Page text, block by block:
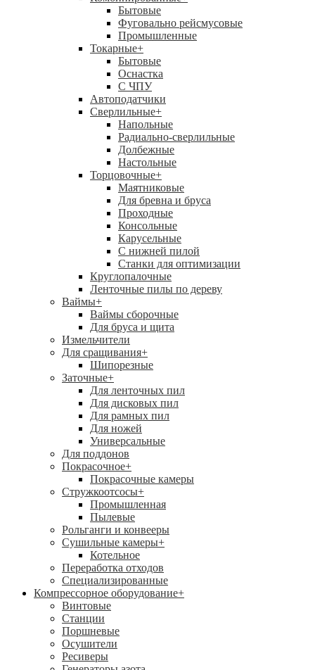
Бытовые
Фуговально рейсмусовые
Промышленные
Токарные+
Бытовые
Оснастка
С ЧПУ
Автоподатчики
Сверлильные+
Напольные
Радиально-сверлильные
Долбежные
Настольные
Торцовочные+
Маятниковые
Для бревна и бруса
Проходные
Консольные
Карусельные
С нижней пилой
Станки для оптимизации
Круглопалочные
Ленточные пилы по дереву
Ваймы+
Ваймы сборочные
Для бруса и щита
Измельчители
Для сращивания+
Шипорезные
Заточные+
Для ленточных пил
Для дисковых пил
Для рамных пил
Для ножей
Универсальные
Для поддонов
Покрасочное+
Покрасочные камеры
Стружкоотсосы+
Промышленная
Пылевые
Рольганги и конвееры
Сушильные камеры+
Котельное
Переработка отходов
Специализированные
Компрессорное оборудование+
Винтовые
Станции
Поршневые
Осушители
Ресиверы